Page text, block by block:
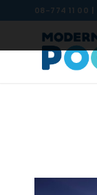
08-774 11 00 |